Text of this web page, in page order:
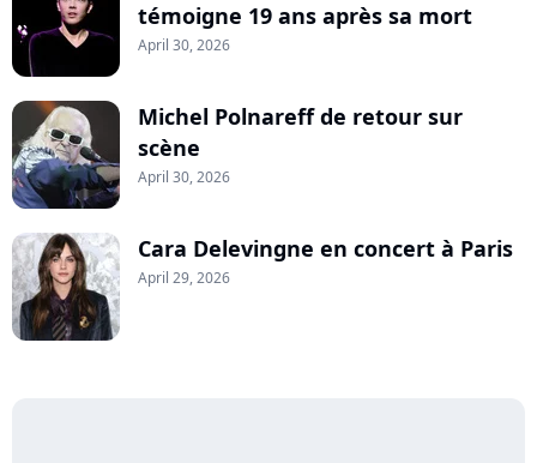
témoigne 19 ans après sa mort
April 30, 2026
Michel Polnareff de retour sur
scène
April 30, 2026
Cara Delevingne en concert à Paris
April 29, 2026